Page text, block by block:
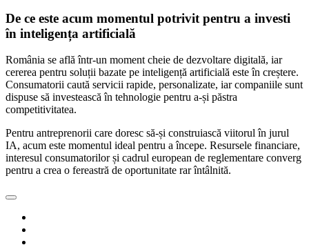
De ce este acum momentul potrivit pentru a investi
în inteligența artificială
România se află într-un moment cheie de dezvoltare digitală, iar
cererea pentru soluții bazate pe inteligență artificială este în creștere.
Consumatorii caută servicii rapide, personalizate, iar companiile sunt
dispuse să investească în tehnologie pentru a-și păstra
competitivitatea.
Pentru antreprenorii care doresc să-și construiască viitorul în jurul
IA, acum este momentul ideal pentru a începe. Resursele financiare,
interesul consumatorilor și cadrul european de reglementare converg
pentru a crea o fereastră de oportunitate rar întâlnită.